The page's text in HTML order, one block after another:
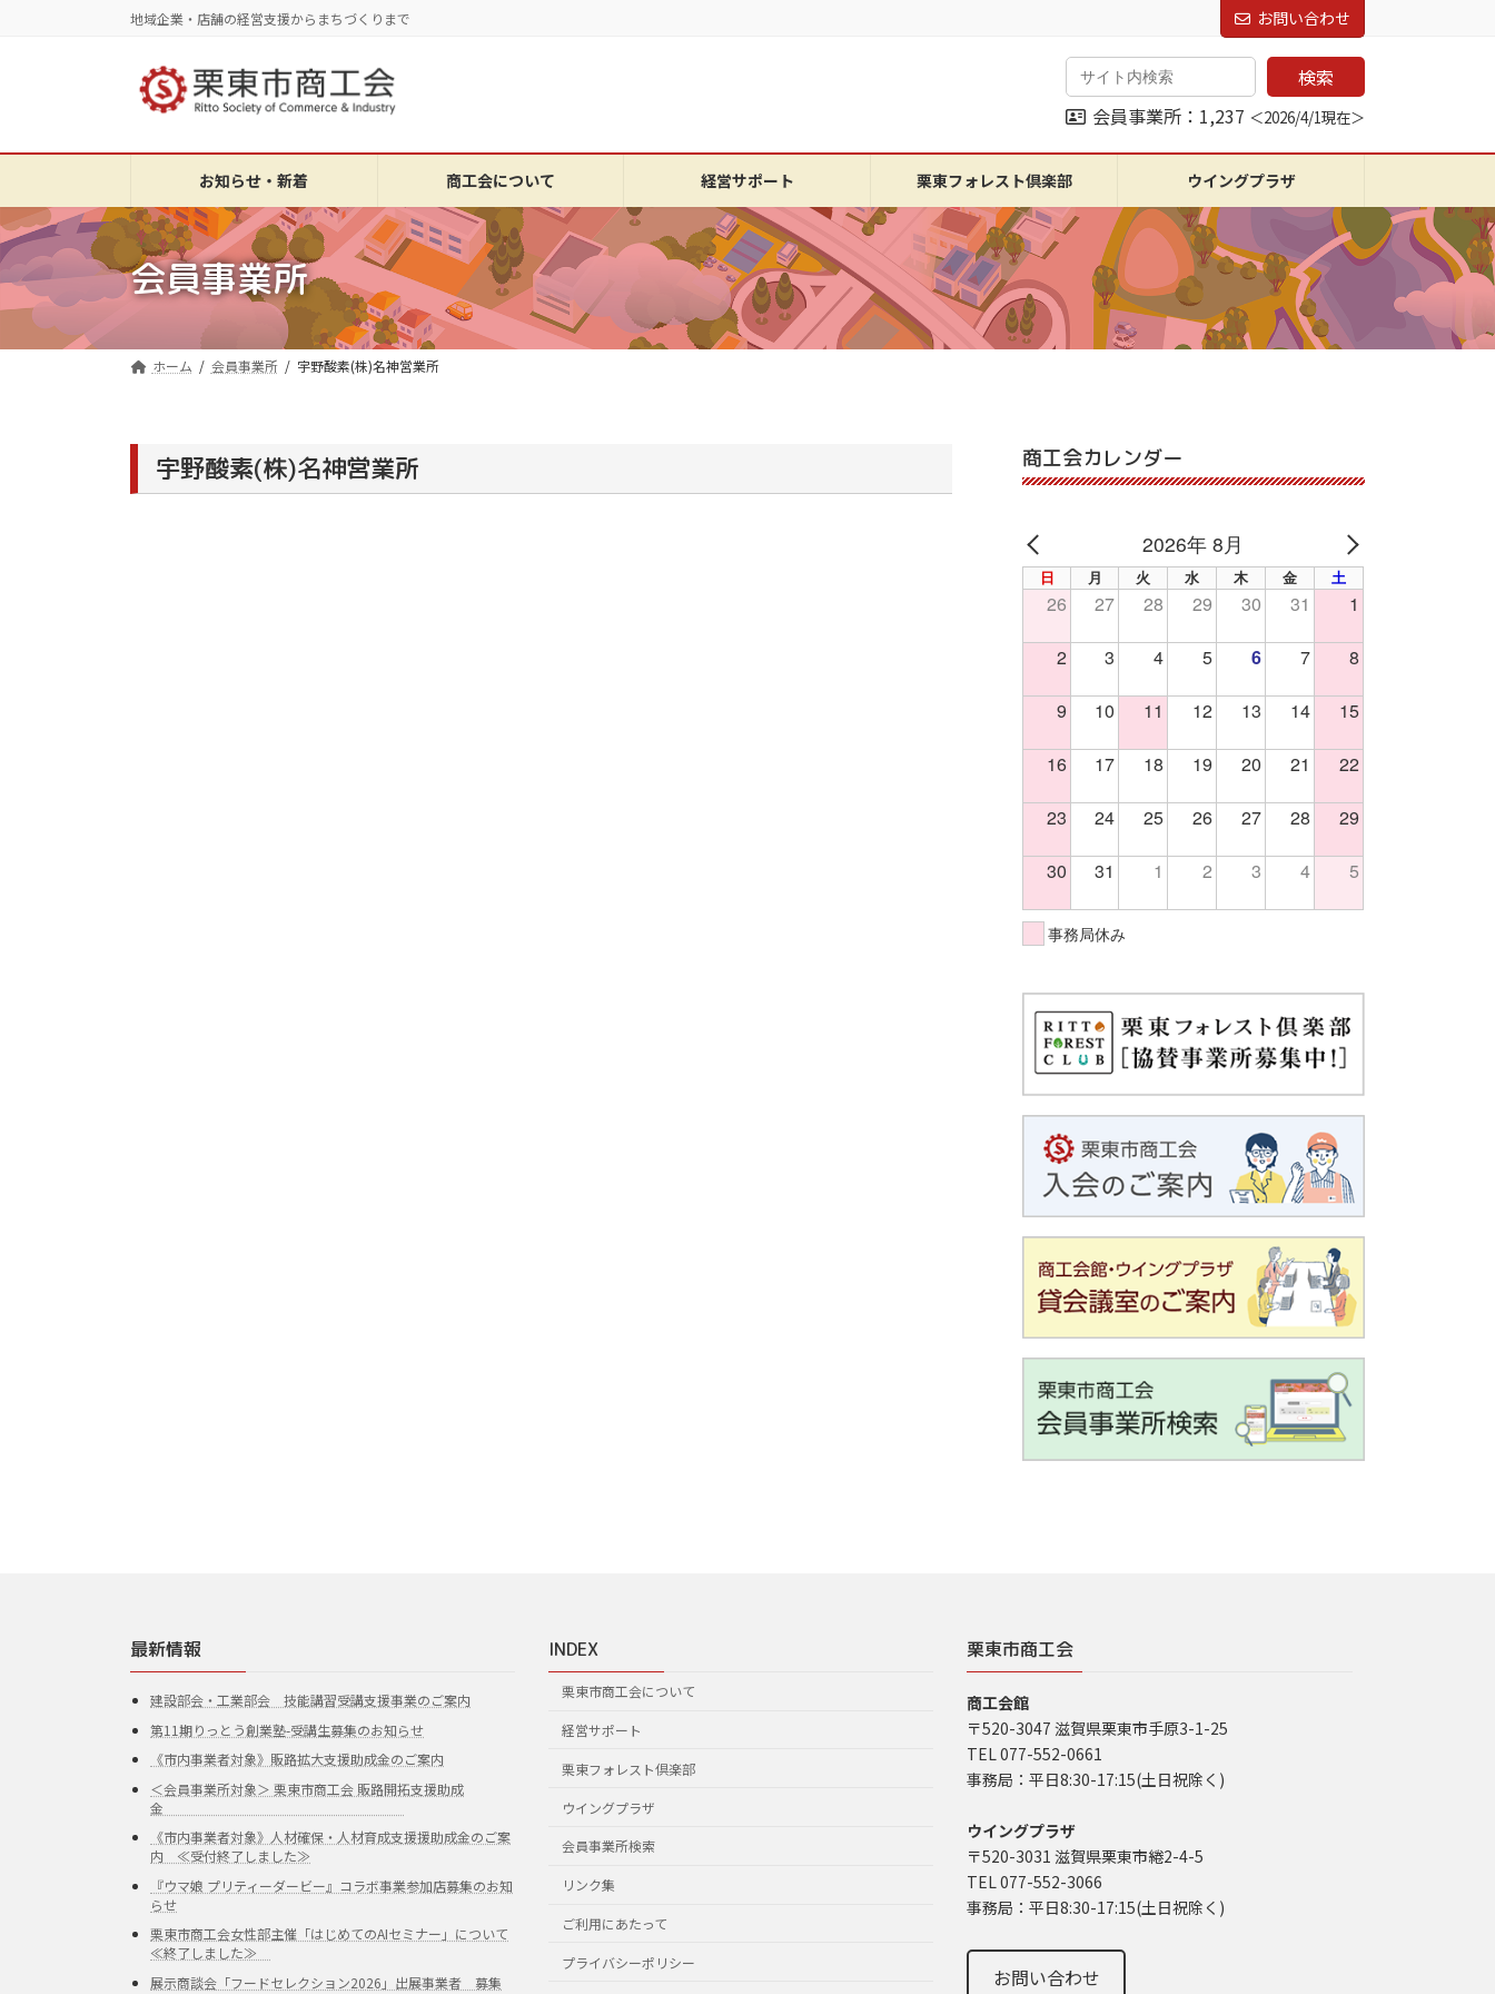
へ
ッ
プ
ョ
移
動
地域企業・店舗の経営支援からまちづくりまで お問い合わせ
検索
会員事業所：1,237 ＜2026/4/1現在＞
お知らせ・新着 商工会について 経営サポート 栗東フォレスト倶楽部 ウイングプラザ
会員事業所
ホーム 会員事業所 宇野酸素(株)名神営業所
宇野酸素(株)名神営業所 商工会カレンダー
PREV
2026年 8月
NEXT
日 月 火 水 木 金 土
26 27 28 29 30 31 1
2 3 4 5 6 7 8
9 10 11 12 13 14 15
16 17 18 19 20 21 22
23 24 25 26 27 28 29
30 31 1 2 3 4 5
事務局休み
最新情報
建設部会・工業部会 技能講習受講支援事業のご案内
第11期りっとう創業塾-受講生募集のお知らせ
《市内事業者対象》販路拡大支援助成金のご案内
＜会員事業所対象＞ 栗東市商工会 販路開拓支援助成
金
《市内事業者対象》人材確保・人材育成支援援助成金のご案
内 ≪受付終了しました≫
『ウマ娘 プリティーダービー』コラボ事業参加店募集のお知
らせ
栗東市商工会女性部主催「はじめてのAIセミナー」について
≪終了しました≫
展示商談会「フードセレクション2026」出展事業者 募集
INDEX
栗東市商工会について
経営サポート
栗東フォレスト倶楽部
ウイングプラザ
会員事業所検索
リンク集
ご利用にあたって
プライバシーポリシー
栗東市商工会
商工会館
〒520-3047 滋賀県栗東市手原3-1-25
TEL 077-552-0661
事務局：平日8:30-17:15(土日祝除く)
ウイングプラザ
〒520-3031 滋賀県栗東市綣2-4-5
TEL 077-552-3066
事務局：平日8:30-17:15(土日祝除く)
お問い合わせ